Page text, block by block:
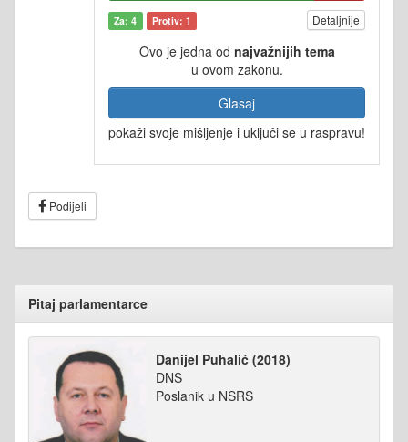
Za: 4 Protiv: 1 Detaljnije
Ovo je jedna od najvažnijih tema
u ovom zakonu.
Glasaj
pokaži svoje mišljenje i uključi se u raspravu!
Podijeli
Pitaj parlamentarce
Danijel Puhalić (2018)
DNS
Poslanik u NSRS